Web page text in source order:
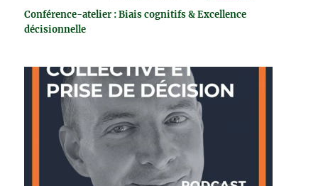
Conférence-atelier : Biais cognitifs & Excellence
décisionnelle